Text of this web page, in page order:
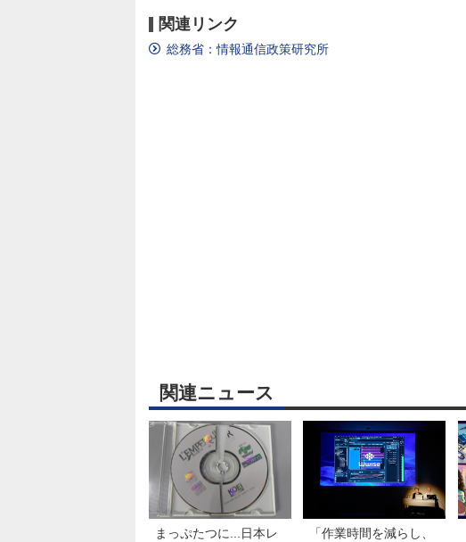
関連リンク
総務省：情報通信政策研究所
関連ニュース
まっぷたつに...日本レ
「作業時間を減らし、